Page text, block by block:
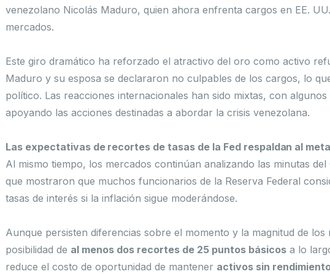
venezolano Nicolás Maduro, quien ahora enfrenta cargos en EE.
mercados.
Este giro dramático ha reforzado el atractivo del oro como activo
Maduro y su esposa se declararon no culpables de los cargos, lo
político. Las reacciones internacionales han sido mixtas, con
apoyando las acciones destinadas a abordar la crisis venezolana.
Las expectativas de recortes de tasas de la Fed respaldan al
Al mismo tiempo, los mercados continúan analizando las minutas
que mostraron que muchos funcionarios de la Reserva Federal
tasas de interés si la inflación sigue moderándose.
Aunque persisten diferencias sobre el momento y la magnitud de
posibilidad de al menos dos recortes de 25 puntos básicos a lo
reduce el costo de oportunidad de mantener activos sin